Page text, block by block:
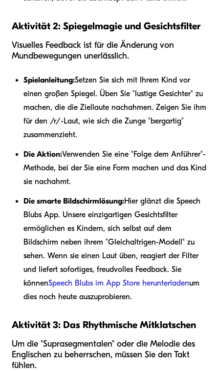
Aktivität 2: Spiegelmagie und Gesichtsfilter
Visuelles Feedback ist für die Änderung von
Mundbewegungen unerlässlich.
Spielanleitung:Setzen Sie sich mit Ihrem Kind vor
einen großen Spiegel. Üben Sie "lustige Gesichter" zu
machen, die die Ziellaute nachahmen. Zeigen Sie ihm
für den /r/-Laut, wie sich die Zunge "bergartig"
zusammenzieht.
Die Aktion:Verwenden Sie eine "Folge dem Anführer"-
Methode, bei der Sie eine Form machen und das Kind
sie nachahmt.
Die smarte Bildschirmlösung:Hier glänzt die Speech
Blubs App. Unsere einzigartigen Gesichtsfilter
ermöglichen es Kindern, sich selbst auf dem
Bildschirm neben ihrem "Gleichaltrigen-Modell" zu
sehen. Wenn sie einen Laut üben, reagiert der Filter
und liefert sofortiges, freudvolles Feedback. Sie
könnenSpeech Blubs im App Store herunterladenum
dies noch heute auszuprobieren.
Aktivität 3: Das Rhythmische Mitklatschen
Um die "Suprasegmentalen" oder die Melodie des
Englischen zu beherrschen, müssen Sie den Takt
fühlen.